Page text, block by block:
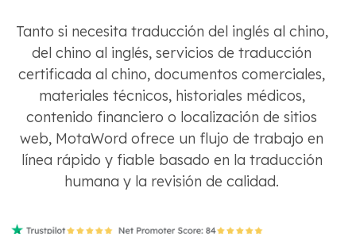
Tanto si necesita traducción del inglés al chino,
del chino al inglés, servicios de traducción
certificada al chino, documentos comerciales,
materiales técnicos, historiales médicos,
contenido financiero o localización de sitios
web, MotaWord ofrece un flujo de trabajo en
línea rápido y fiable basado en la traducción
humana y la revisión de calidad.